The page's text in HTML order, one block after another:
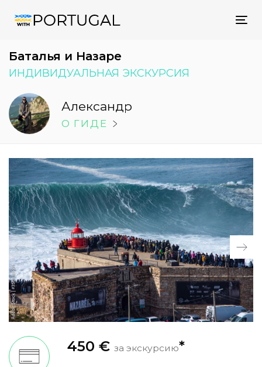
Баталья и Назаре
ИНДИВИДУАЛЬНАЯ ЭКСКУРСИЯ
Александр
O ГИДE
450 € за экскурсию*